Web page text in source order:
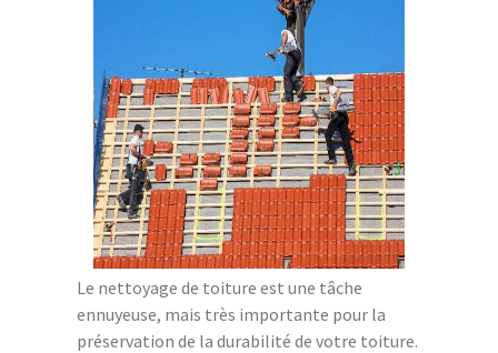
Le nettoyage de toiture est une tâche
ennuyeuse, mais très importante pour la
préservation de la durabilité de votre toiture.